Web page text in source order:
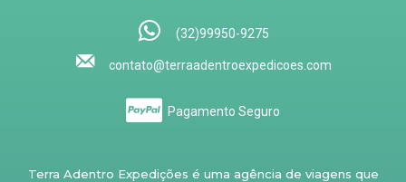
(32)99950-9275
contato@terraadentroexpedicoes.com
Pagamento Seguro
Terra Adentro Expedições é uma agência de viagens que